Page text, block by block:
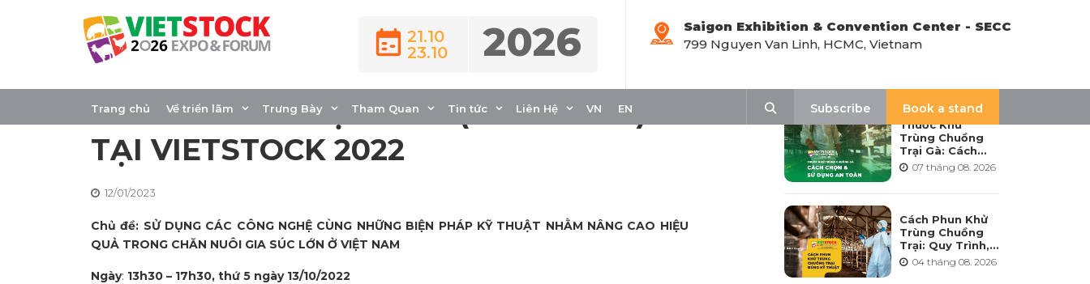
21.10
23.10
2026
Saigon Exhibition & Convention Center - SECC
799 Nguyen Van Linh, HCMC, Vietnam
Trang chủ Về triển lãm Trưng Bày Tham Quan Tin tức Liên Hệ VN EN
Subscribe
Book a stand
HỘI THẢO CỦA HIỆP HỘI CHĂN NUÔI
GIA SÚC LỚN VIỆT NAM (VINARUHA)
TẠI VIETSTOCK 2022
12/01/2023
Chủ đề: SỬ DỤNG CÁC CÔNG NGHỆ CÙNG NHỮNG BIỆN PHÁP KỸ THUẬT NHẰM NÂNG CAO HIỆU
QUẢ TRONG CHĂN NUÔI GIA SÚC LỚN Ở VIỆT NAM
Ngày: 13h30 – 17h30, thứ 5 ngày 13/10/2022
Thuốc Khử
Trùng Chuồng
Trại Gà: Cách
Chọn, Pha Và Sử
Dụng An Toàn
07 tháng 08. 2026
Cách Phun Khử
Trùng Chuồng
Trại: Quy Trình,
Tần Suất Và Lưu
Ý Khi Sử Dụng
04 tháng 08. 2026